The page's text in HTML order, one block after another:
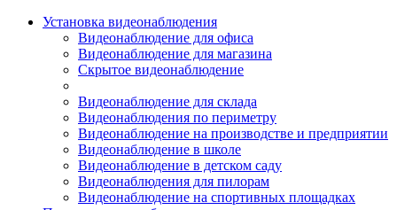
Установка видеонаблюдения
Видеонаблюдение для офиса
Видеонаблюдение для магазина
Скрытое видеонаблюдение
Видеонаблюдение для склада
Видеонаблюдения по периметру
Видеонаблюдение на производстве и предприятии
Видеонаблюдение в школе
Видеонаблюдение в детском саду
Видеонаблюдения для пилорам
Видеонаблюдение на спортивных площадках